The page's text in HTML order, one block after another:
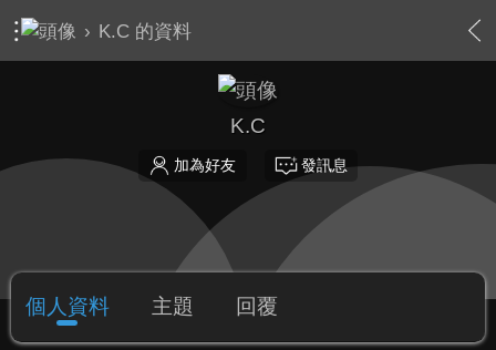
› K.C 的資料
K.C
加為好友 發訊息
個人資料 主題 回覆